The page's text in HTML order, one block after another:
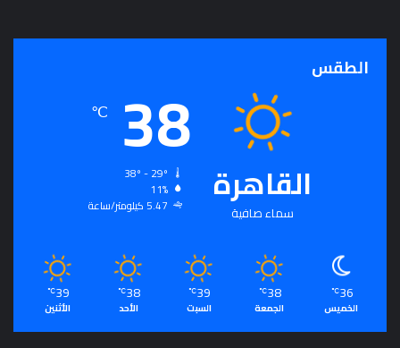
الطقس
القاهرة
سماء صافية
38
℃
11%
5.47 كيلومتر/ساعة
36
℃
الخميس
38
℃
الجمعة
39
℃
السبت
38
℃
الأحد
39
℃
الأثنين